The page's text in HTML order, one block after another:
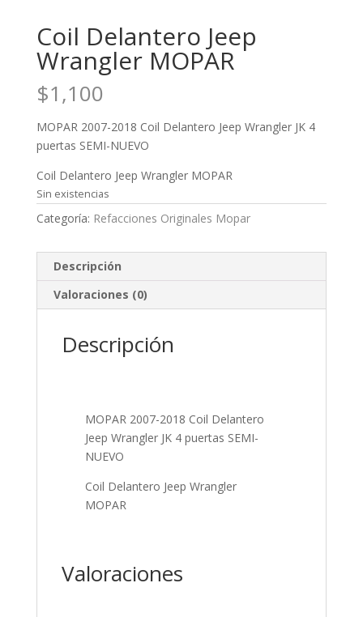
Coil Delantero Jeep
Wrangler MOPAR
$1,100
MOPAR 2007-2018 Coil Delantero Jeep Wrangler JK 4
puertas SEMI-NUEVO
Coil Delantero Jeep Wrangler MOPAR
Sin existencias
Categoría: Refacciones Originales Mopar
Descripción
Valoraciones (0)
Descripción
MOPAR 2007-2018 Coil Delantero
Jeep Wrangler JK 4 puertas SEMI-
NUEVO
Coil Delantero Jeep Wrangler
MOPAR
Valoraciones